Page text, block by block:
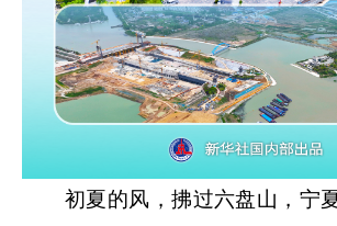
初夏的风，拂过六盘山，宁